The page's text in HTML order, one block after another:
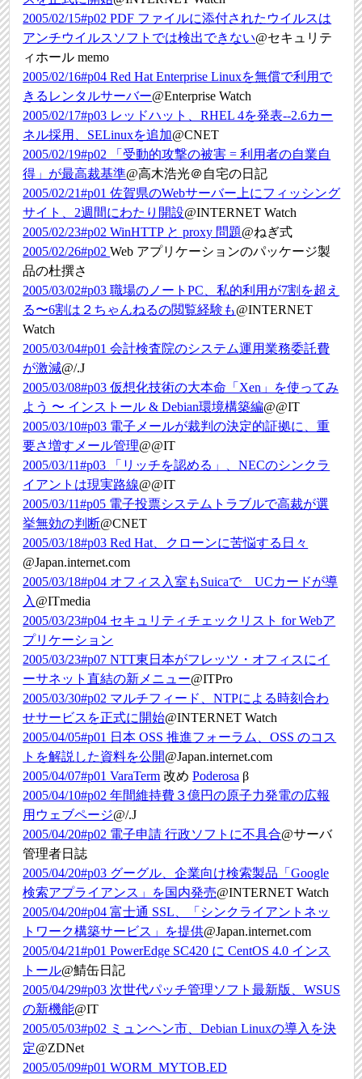
2005/02/15#p02PDF ファイルに添付されたウイルスは
アンチウイルスソフトでは検出できない@セキュリテ
ィホール memo
2005/02/16#p04Red Hat Enterprise Linuxを無償で利用で
きるレンタルサーバー@Enterprise Watch
2005/02/17#p03 レッドハット、RHEL 4を発表--2.6カー
ネル採用、SELinuxを追加@CNET
2005/02/19#p02
「受動的攻撃の被害 = 利用者の自業自
得」が最高裁基準@高木浩光＠自宅の日記
2005/02/21#p01佐賀県のWebサーバー上にフィッシング
サイト、2週間にわたり開設@INTERNET Watch
2005/02/23#p02WinHTTP と proxy 問題@ねぎ式
2005/02/26#p02Web アプリケーションのパッケージ製
品の杜撰さ
2005/03/02#p03職場のノートPC、私的利用が7割を超え
る〜6割は２ちゃんねるの閲覧経験も@INTERNET
Watch
2005/03/04#p01会計検査院のシステム運用業務委託費
が激減@/.J
2005/03/08#p03仮想化技術の大本命「Xen」を使ってみ
よう 〜 インストール & Debian環境構築編@@IT
2005/03/10#p03 電子メールが裁判の決定的証拠に、重
要さ増すメール管理@@IT
2005/03/11#p03
「リッチを認める」、NECのシンクラ
イアントは現実路線@@IT
2005/03/11#p05 電子投票システムトラブルで高裁が選
挙無効の判断@CNET
2005/03/18#p03Red Hat、クローンに苦悩する日々
@Japan.internet.com
2005/03/18#p04 オフィス入室もSuicaで UCカードが導
入 @ITmedia
2005/03/23#p04 セキュリティチェックリスト for Webア
プリケーション
2005/03/23#p07NTT東日本がフレッツ・オフィスにイ
ーサネット直結の新メニュー@ITPro
2005/03/30#p02 マルチフィード、NTPによる時刻合わ
せサービスを正式に開始@INTERNET Watch
2005/04/05#p01 日本 OSS 推進フォーラム、OSS のコス
トを解説した資料を公開@Japan.internet.com
2005/04/07#p01VaraTerm 改めPoderosa β
2005/04/10#p02年間維持費３億円の原子力発電の広報
用ウェブページ@/.J
2005/04/20#p02 電子申請 行政ソフトに不具合@サーバ
管理者日誌
2005/04/20#p03 グーグル、企業向け検索製品「Google
検索アプライアンス」を国内発売@INTERNET Watch
2005/04/20#p04富士通 SSL、「シンクライアントネッ
トワーク構築サービス」を提供@Japan.internet.com
2005/04/21#p01PowerEdge SC420 に CentOS 4.0 インス
トール@鯖缶日記
2005/04/29#p03 次世代パッチ管理ソフト最新版、WSUS
の新機能@IT
2005/05/03#p02 ミュンヘン市、Debian Linuxの導入を決
定@ZDNet
2005/05/09#p01WORM_MYTOB.ED